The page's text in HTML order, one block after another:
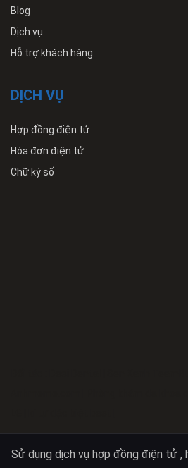
Blog
Dịch vụ
Hỗ trợ khách hàng
DỊCH VỤ
Hợp đồng điện tử
Hóa đơn điện tử
Chữ ký số
Sử dụng dịch vụ hợp đồng điện tử